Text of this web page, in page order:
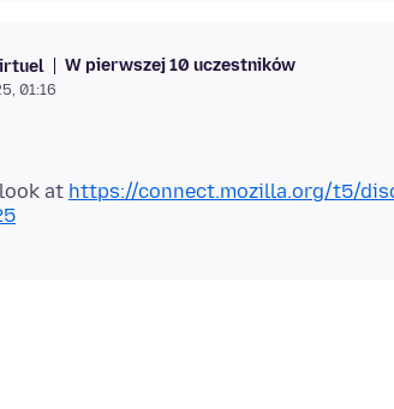
W pierwszej 10 uczestników
01:16
at https://connect.mozilla.org/t5/